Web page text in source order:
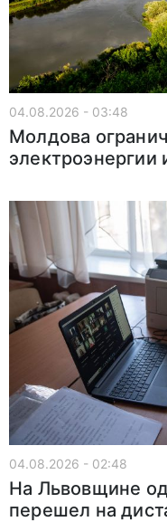
04.08.2026 - 03:48
Молдова
электроэнергии
04.08.2026 - 02:48
На Львовщине
перешел на